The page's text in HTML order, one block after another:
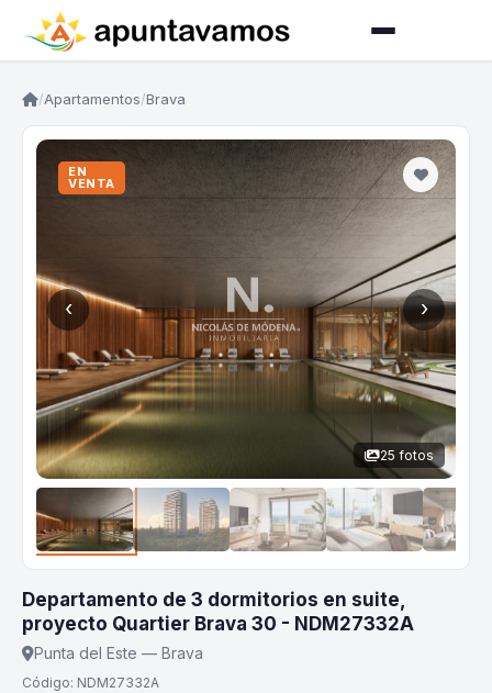
/Apartamentos/Brava
‹ ›
EN
VENTA
25 fotos
Departamento de 3 dormitorios en suite,
proyecto Quartier Brava 30 - NDM27332A
Punta del Este — Brava
Código: NDM27332A